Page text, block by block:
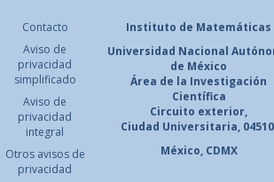
Contacto
Aviso de
privacidad
simplificado
Aviso de
privacidad
integral
Otros avisos de
privacidad
Instituto de Matemáticas
Universidad Nacional
de México
Área de la Investigación
Científica
Circuito exterior,
Ciudad Universitaria,
México, CDMX